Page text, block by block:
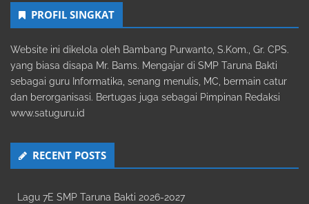
PROFIL SINGKAT
Website ini dikelola oleh Bambang Purwanto, S.Kom., Gr. CPS.
yang biasa disapa Mr. Bams. Mengajar di SMP Taruna Bakti
sebagai guru Informatika, senang menulis, MC, bermain catur
dan berorganisasi. Bertugas juga sebagai Pimpinan Redaksi
www.satuguru.id
RECENT POSTS
Lagu 7E SMP Taruna Bakti 2026-2027